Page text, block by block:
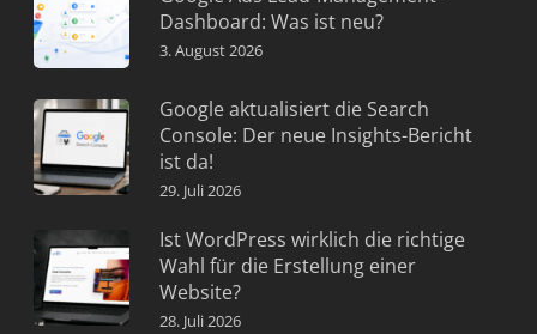
Dashboard: Was ist neu?
3. August 2026
Google aktualisiert die Search
Console: Der neue Insights-Bericht
ist da!
29. Juli 2026
Ist WordPress wirklich die richtige
Wahl für die Erstellung einer
Website?
28. Juli 2026